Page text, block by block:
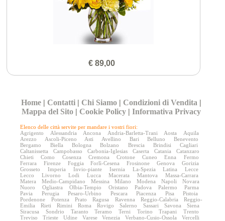
€ 89,00
Home | Contatti | Chi Siamo | Condizioni di Vendita |
Mappa del Sito | Cookie Policy |Informativa Privacy
Elenco delle città servite per mandare i vostri fiori:
Agrigento
Alessandria Ancona Andria-Barletta-Trani Aosta
Aquila
Arezzo
Ascoli-Piceno Asti Avellino Bari Belluno
Benevento
Bergamo
Biella Bologna Bolzano Brescia Brindisi
Cagliari
Caltanissetta
Campobasso Carbonia-Iglesias Caserta Catania
Catanzaro
Chieti
Como Cosenza Cremona Crotone Cuneo Enna
Fermo
Ferrara
Firenze Foggia Forlì-Cesena Frosinone Genova
Gorizia
Grosseto
Imperia Invio-piante Isernia La-Spezia Latina
Lecce
Lecco
Livorno Lodi Lucca Macerata Mantova
Massa-Carrara
Matera
Medio-Campidano Messina Milano Modena Napoli
Novara
Nuoro
Ogliastra Olbia-Tempio Oristano Padova Palermo
Parma
Pavia
Perugia Pesaro-Urbino Pescara Piacenza Pisa
Pistoia
Pordenone
Potenza Prato Ragusa Ravenna Reggio-Calabria
Reggio-
Emilia
Rieti Rimini Roma Rovigo Salerno Sassari Savona
Siena
Siracusa
Sondrio Taranto Teramo Terni Torino Trapani
Trento
Treviso
Trieste Udine Varese Venezia Verbano-Cusio-Ossola
Vercelli